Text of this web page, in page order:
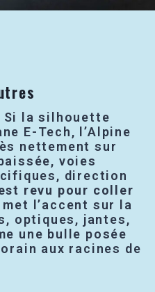
Si la silhouette
E-Tech, l’Alpine
nettement sur
voies
direction
revu pour coller
met l’accent sur la
optiques, jantes,
une bulle posée
aux racines de